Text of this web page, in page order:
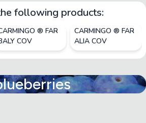
following products:
® FAR
COV
CARMINGO ® FAR
ALIA COV